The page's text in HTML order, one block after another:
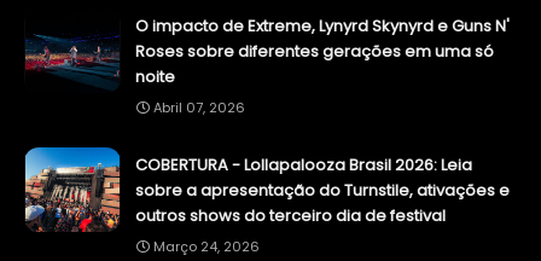
O impacto de Extreme, Lynyrd Skynyrd e Guns N'
Roses sobre diferentes gerações em uma só
noite
Abril 07, 2026
COBERTURA - Lollapalooza Brasil 2026: Leia
sobre a apresentação do Turnstile, ativações e
outros shows do terceiro dia de festival
Março 24, 2026